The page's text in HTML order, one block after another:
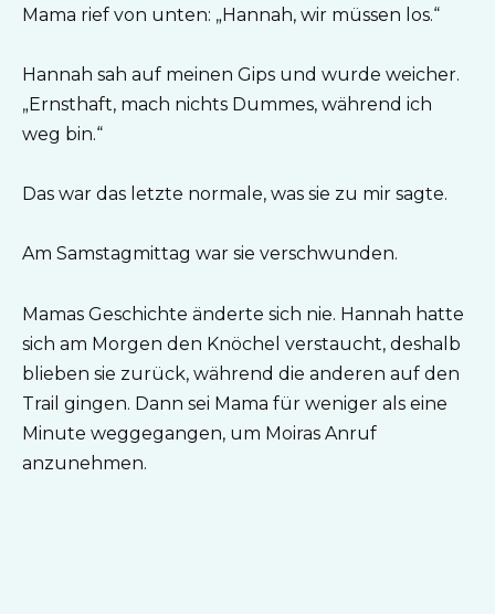
Mama rief von unten: „Hannah, wir müssen los.“
Hannah sah auf meinen Gips und wurde weicher.
„Ernsthaft, mach nichts Dummes, während ich
weg bin.“
Das war das letzte normale, was sie zu mir sagte.
Am Samstagmittag war sie verschwunden.
Mamas Geschichte änderte sich nie. Hannah hatte
sich am Morgen den Knöchel verstaucht, deshalb
blieben sie zurück, während die anderen auf den
Trail gingen. Dann sei Mama für weniger als eine
Minute weggegangen, um Moiras Anruf
anzunehmen.